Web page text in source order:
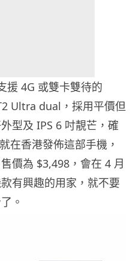
援 4G 或雙卡雙待的
Ultra dual，採用平價但
型及 IPS 6 吋靚芒，確
在香港發佈這部手機，
價為 $3,498，會在 4 月
有興趣的用家，就不要
。